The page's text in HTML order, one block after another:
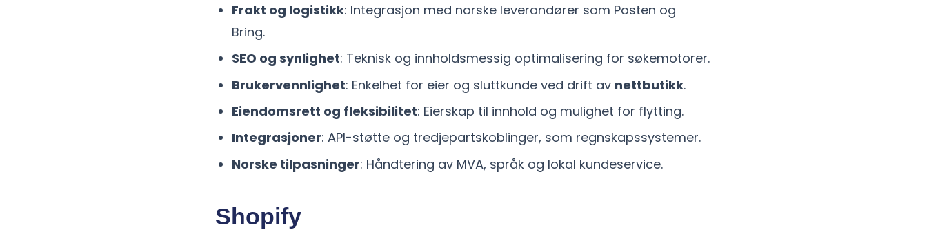
Frakt og logistikk: Integrasjon med norske leverandører som Posten og
Bring.
SEO og synlighet: Teknisk og innholdsmessig optimalisering for søkemotorer.
Brukervennlighet: Enkelhet for eier og sluttkunde ved drift av nettbutikk.
Eiendomsrett og fleksibilitet: Eierskap til innhold og mulighet for flytting.
Integrasjoner: API-støtte og tredjepartskoblinger, som regnskapssystemer.
Norske tilpasninger: Håndtering av MVA, språk og lokal kundeservice.
Shopify